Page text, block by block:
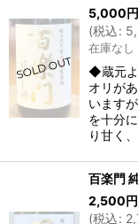
5,000円
(税込:
在庫なし
◆蔵元よ
オリが
います
を十分
り甘く
百楽門
2,500円
(税込: